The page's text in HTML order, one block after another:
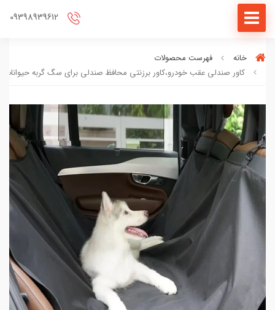
خانه
فهرست محصولات
کاور صندلی عقب خودرو،کاور برزنتی محافظ صندلی برای سگ گربه